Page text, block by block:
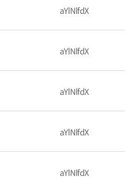
aYlNlfdX
aYlNlfdX
aYlNlfdX
aYlNlfdX
aYlNlfdX